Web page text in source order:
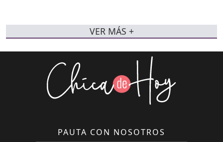
VER MÁS +
PAUTA CON NOSOTROS